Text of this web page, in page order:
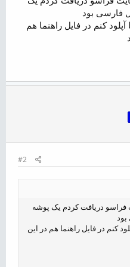
فارسی بود
کنم در فایل راهنما هم
#2
دریافت کردم یک پوشه
کنم در فایل راهنما هم در این